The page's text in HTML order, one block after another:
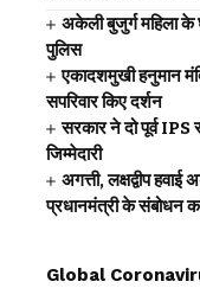
अकेली बुजुर्ग महिला
पुलिस
एकादशमुखी हनुमान
सपरिवार किए दर्शन
सरकार ने दो पूर्व IPS
जिम्मेदारी
अगत्ती, लक्षद्वीप
प्रधानमंत्री के संबोधन
Global